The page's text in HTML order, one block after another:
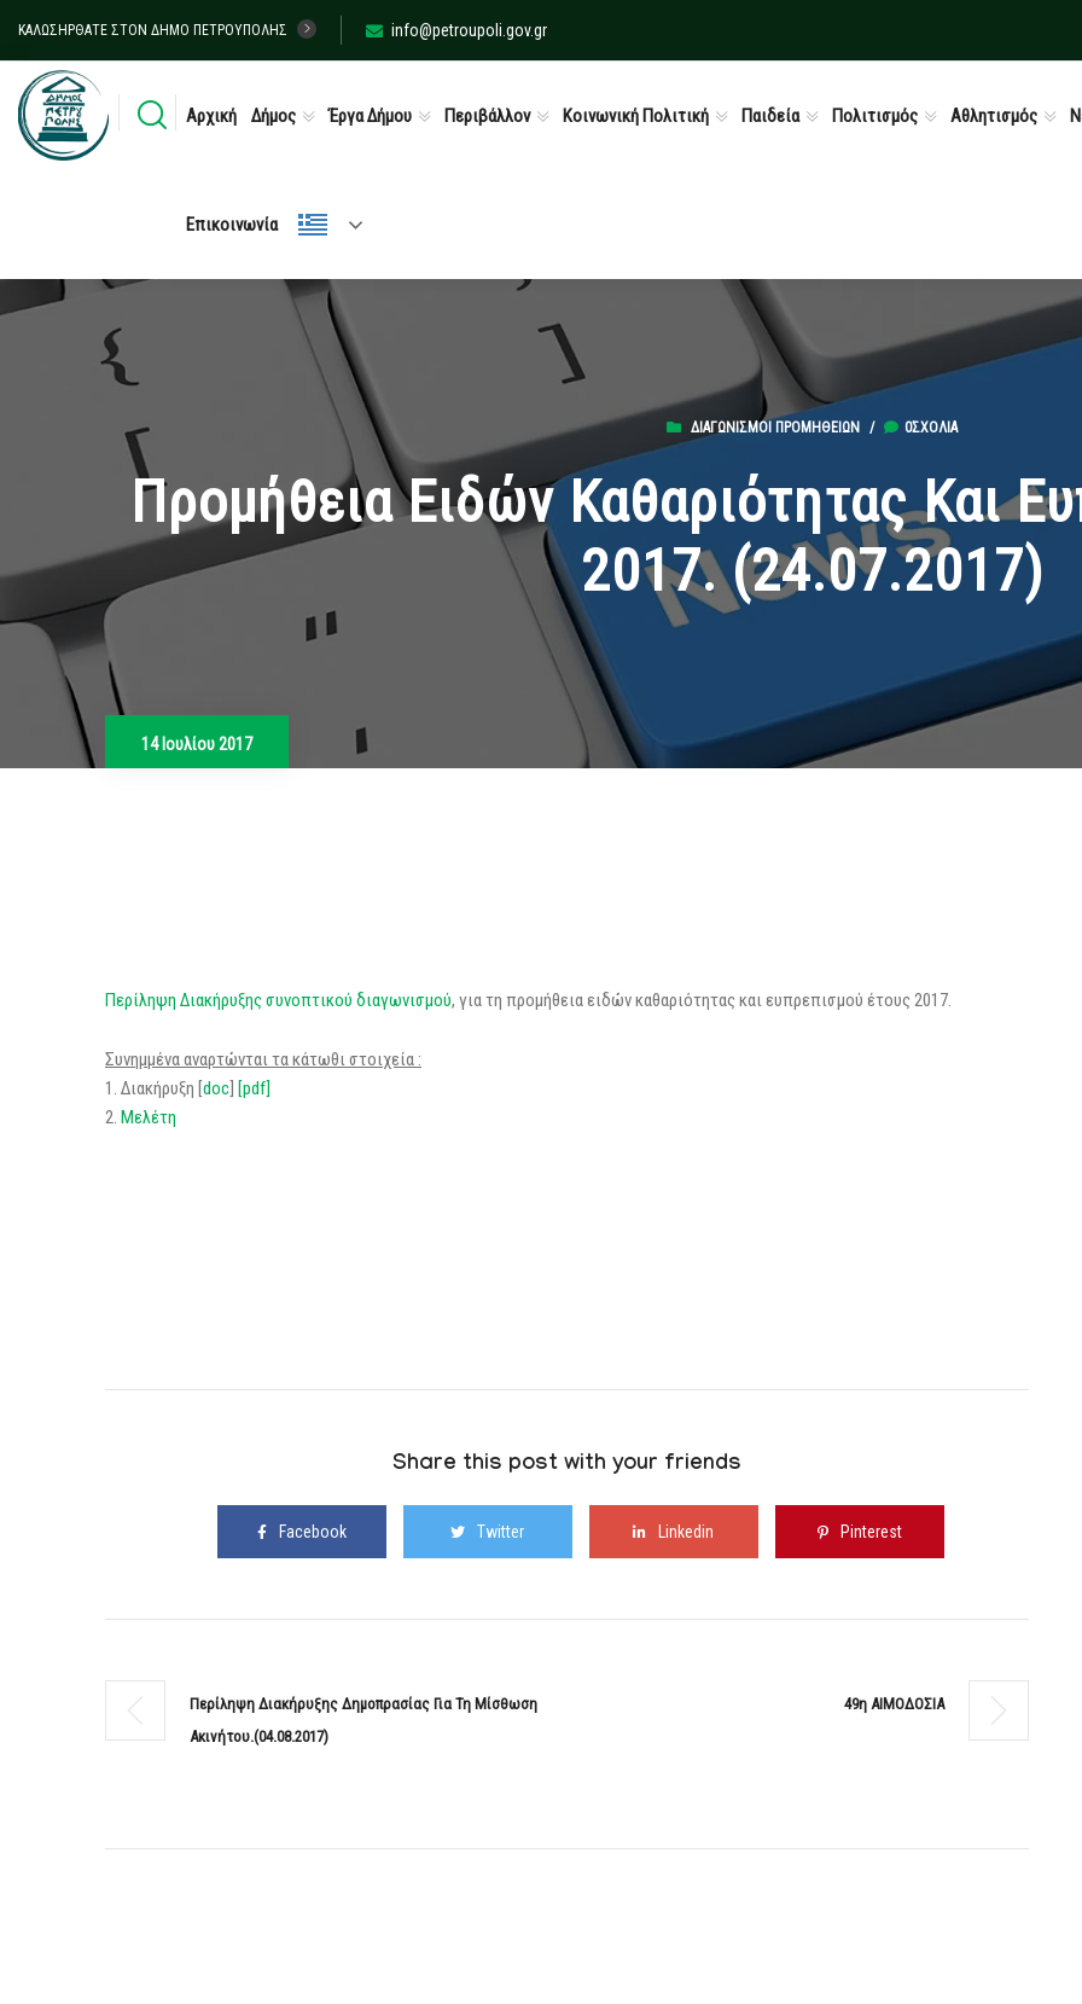
ΚΑΛΩΣΉΡΘΑΤΕ ΣΤΟΝ ΔΉΜΟ ΠΕΤΡΟΎΠΟΛΗΣ info@petroupoli.gov.gr
Αρχική Δήμος Έργα Δήμου Περιβάλλον Κοινωνική Πολιτική Παιδεία Πολιτισμός Αθλητισμός
Επικοινωνία
ΔΙΑΓΩΝΙΣΜΟΊ ΠΡΟΜΗΘΕΙΏΝ / 0ΣΧΌΛΙΑ
Προμήθεια Ειδών Καθαριότητας Και
2017. (24.07.2017)
14 Ιουλίου 2017
Περίληψη Διακήρυξης συνοπτικού διαγωνισμού, για τη προμήθεια ειδών καθαριότητας και ευπρεπισμού έτους 2017.
Συνημμένα αναρτώνται τα κάτωθι στοιχεία :
1. Διακήρυξη [doc] [pdf]
2. Μελέτη
Share this post with your friends
Facebook Twitter Linkedin Pinterest
Περίληψη Διακήρυξης Δημοπρασίας Για Τη Μίσθωση
Ακινήτου.(04.08.2017)
49η ΑΙΜΟΔΟΣΙΑ